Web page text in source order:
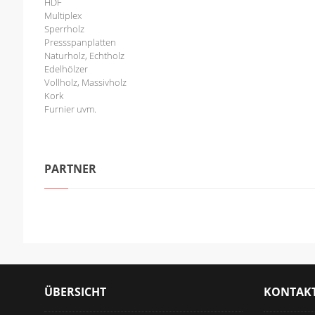
Multiplex
Sperrholz
Pressspanplatten
Naturholz, Echtholz
Edelhölzer
Vollholz, Massivholz
Kork
Furnier uvm.
PARTNER
ÜBERSICHT